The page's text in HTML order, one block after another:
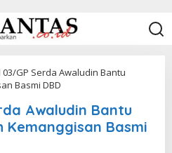
03/GP Serda Awaludin Bantu
Basmi DBD
Awaludin Bantu
Kemanggisan Basmi